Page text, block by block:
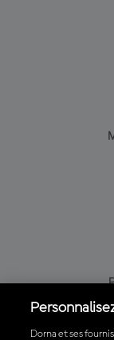
Dorna et ses